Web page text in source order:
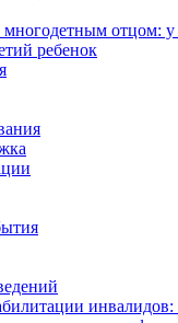
отцом: у
ребенок
инвалидов: